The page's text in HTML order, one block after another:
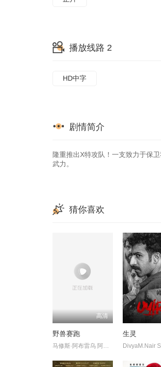
播放线路 2
HD中字
剧情简介
隆重推出X特攻队！一支致力于保
武力。
猜你喜欢
高清
野兽赛跑
马修斯·阿布雷乌 阿妮塔 阿兹 CamilloBorges HigorCampagnaro P
生灵